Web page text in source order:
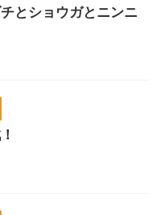
とショウガとニンニ